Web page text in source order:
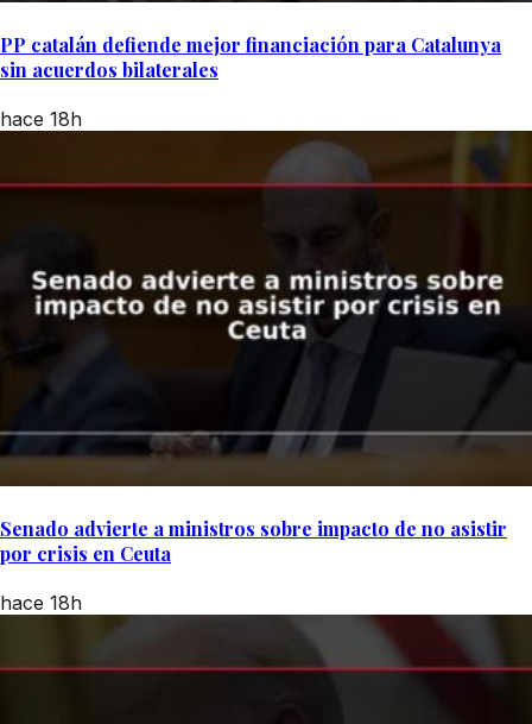
PP catalán defiende mejor financiación para Catalunya
sin acuerdos bilaterales
hace 18h
Senado advierte a ministros sobre impacto de no asistir
por crisis en Ceuta
hace 18h